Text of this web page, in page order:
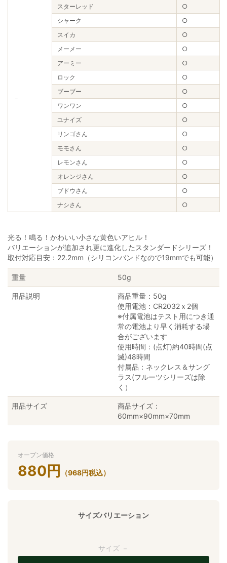
－
スターレッド
○
シャーク
○
スイカ
○
メーメー
○
アーミー
○
ロック
○
ブーブー
○
ワンワン
○
ユナイズ
○
リンゴさん
○
モモさん
○
レモンさん
○
オレンジさん
○
ブドウさん
○
ナシさん
○
光る！鳴る！かわいい小さな黄色いアヒル！
バリエーションが追加され更に進化したスタンダードシリーズ！
取付対応目安：22.2mm（シリコンバンドなので19mmでも可能）
重量 50g
用品説明
商品重量：50g
使用電池：CR2032ｘ2個
※付属電池はテスト用につき通
常の電池より早く消耗する場
合がございます
使用時間：(点灯)約40時間(点
滅)48時間
付属品：ネックレス＆サング
ラス(フルーツシリーズは除
く）
用品サイズ
商品サイズ：
60mm×90mm×70mm
オープン価格
880 円 （968円税込）
サイズバリエーション
サイズ －